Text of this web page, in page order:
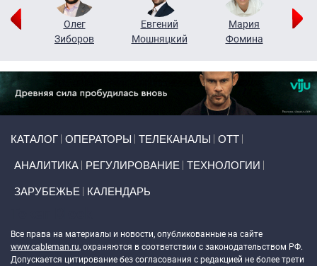
Олег
Зиборов
Евгений
Мошняцкий
Мария
Фомина
КАТАЛОГ ОПЕРАТОРЫ ТЕЛЕКАНАЛЫ ОТТ
АНАЛИТИКА РЕГУЛИРОВАНИЕ ТЕХНОЛОГИИ
ЗАРУБЕЖЬЕ КАЛЕНДАРЬ
Все права на материалы и новости, опубликованные на сайте
www.cableman.ru, охраняются в соответствии с законодательством РФ.
Допускается цитирование без согласования с редакцией не более трети